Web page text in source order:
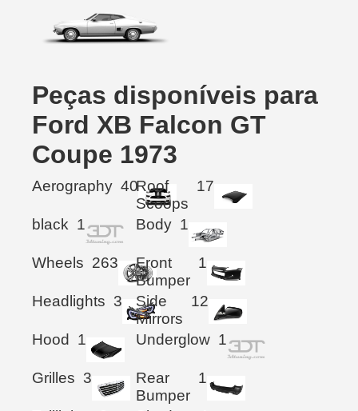
Peças disponíveis para
Ford XB Falcon GT
Coupe 1973
Aerography 40Roof
Scoops
17
black 1 Body 1
Wheels 263
Front
Bumper
1
Headlights 3
Side
Mirrors
12
Hood 1 Underglow 1
Grilles 3
Rear
Bumper
1